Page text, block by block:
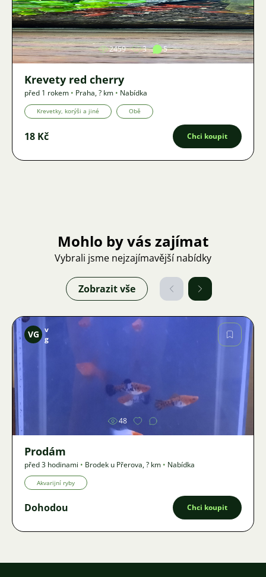
Obrázek
2459 3 5
Krevety red cherry
před 1 rokem • Praha,? km • Nabídka
Krevetky, korýši a jiné Obě
18 Kč Chci koupit
Mohlo by vás zajímat
Vybrali jsme nejzajímavější nabídky
Zobrazit vše
Obrázek
VG v
g
48
Prodám
před 3 hodinami • Brodek u Přerova,? km • Nabídka
Akvarijní ryby
Dohodou Chci koupit